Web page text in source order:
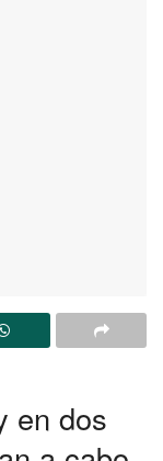
en dos